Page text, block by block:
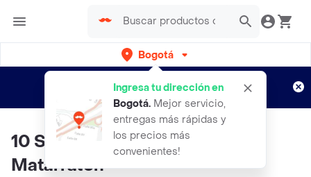
Bogotá
Ingresa tu dirección en
Bogotá. Mejor servicio,
entregas más rápidas y
los precios más
convenientes!
envíos gratis por semanas
Aplican TyC
10 Semillas Orgánicas De Árbol
Matarratón